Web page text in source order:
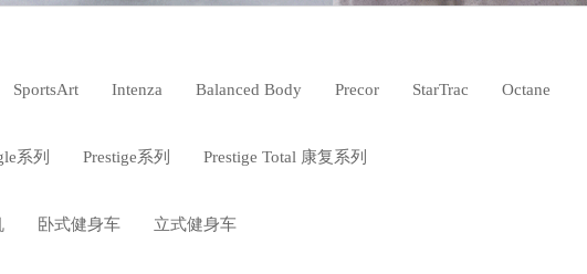
SportsArt Intenza Balanced Body Precor StarTrac Octane
系列 Prestige系列 Prestige Total 康复系列
卧式健身车 立式健身车